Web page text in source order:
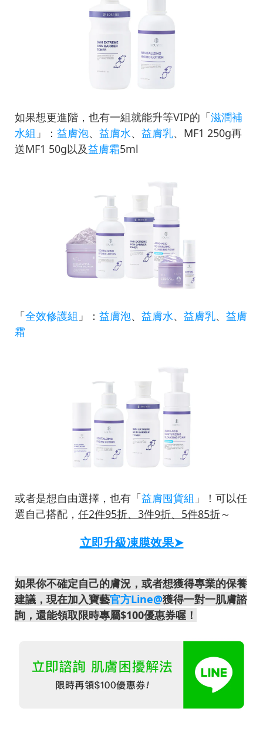
如果想更進階，也有一組就能升等VIP的「滋潤補
水組 」： 益膚泡、 益膚水、 益膚乳、MF1 250g再
送MF1 50g以及益膚霜5ml
「全效修護組 」： 益膚泡、 益膚水、 益膚乳、 益膚
霜
或者是想自由選擇，也有「益膚囤貨組 」！可以任
選自己搭配， 任2件95折、3件9折、5件85折～
立即升級凍膜效果➤
如果你不確定自己的膚況，或者想獲得專業的保養
建議，現在加入寶藝官方Line@獲得一對一肌膚諮
詢，還能領取限時專屬$100優惠券喔！